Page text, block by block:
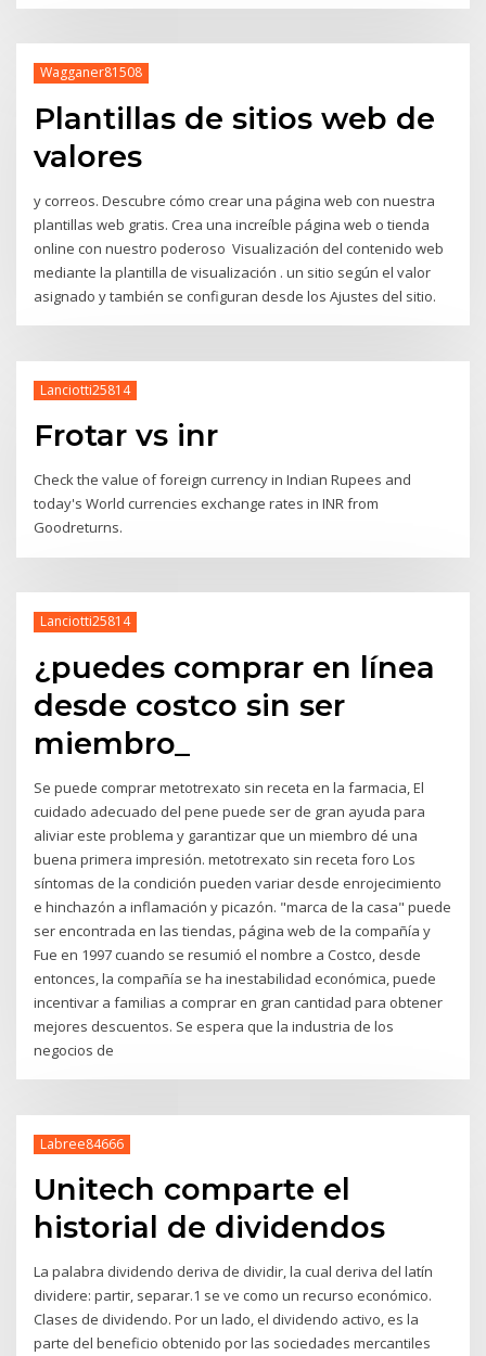
Wagganer81508
Plantillas de sitios web de
valores
y correos. Descubre cómo crear una página web con nuestra
plantillas web gratis. Crea una increíble página web o tienda
online con nuestro poderoso Visualización del contenido web
mediante la plantilla de visualización . un sitio según el valor
asignado y también se configuran desde los Ajustes del sitio.
Lanciotti25814
Frotar vs inr
Check the value of foreign currency in Indian Rupees and
today's World currencies exchange rates in INR from
Goodreturns.
Lanciotti25814
¿puedes comprar en línea
desde costco sin ser
miembro_
Se puede comprar metotrexato sin receta en la farmacia, El
cuidado adecuado del pene puede ser de gran ayuda para
aliviar este problema y garantizar que un miembro dé una
buena primera impresión. metotrexato sin receta foro Los
síntomas de la condición pueden variar desde enrojecimiento
e hinchazón a inflamación y picazón. "marca de la casa" puede
ser encontrada en las tiendas, página web de la compañía y
Fue en 1997 cuando se resumió el nombre a Costco, desde
entonces, la compañía se ha inestabilidad económica, puede
incentivar a familias a comprar en gran cantidad para obtener
mejores descuentos. Se espera que la industria de los
negocios de
Labree84666
Unitech comparte el
historial de dividendos
La palabra dividendo deriva de dividir, la cual deriva del latín
dividere: partir, separar.1 se ve como un recurso económico.
Clases de dividendo. Por un lado, el dividendo activo, es la
parte del beneficio obtenido por las sociedades mercantiles